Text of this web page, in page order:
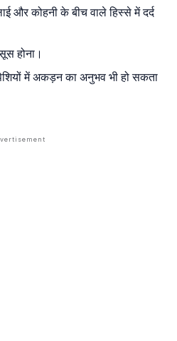
और कोहनी के बीच वाले हिस्से में दर्द
होना।
में अकड़न का अनुभव भी हो सकता